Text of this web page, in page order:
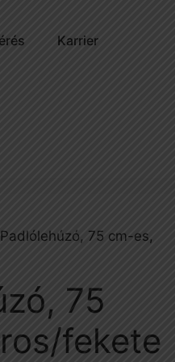
Karrier
75 cm-es,
75
fekete